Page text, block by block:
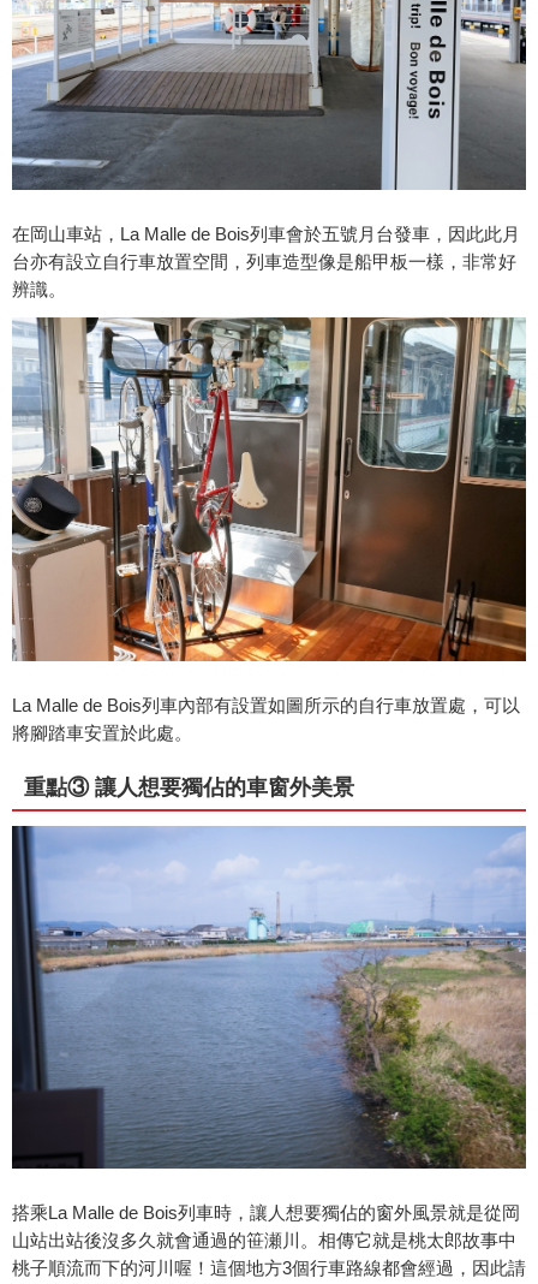
在岡山車站，La Malle de Bois列車會於五號月台發車，因此此月
台亦有設立自行車放置空間，列車造型像是船甲板一樣，非常好
辨識。
La Malle de Bois列車內部有設置如圖所示的自行車放置處，可以
將腳踏車安置於此處。
重點③ 讓人想要獨佔的車窗外美景
搭乘La Malle de Bois列車時，讓人想要獨佔的窗外風景就是從岡
山站出站後沒多久就會通過的笹瀬川。相傳它就是桃太郎故事中
桃子順流而下的河川喔！這個地方3個行車路線都會經過，因此請